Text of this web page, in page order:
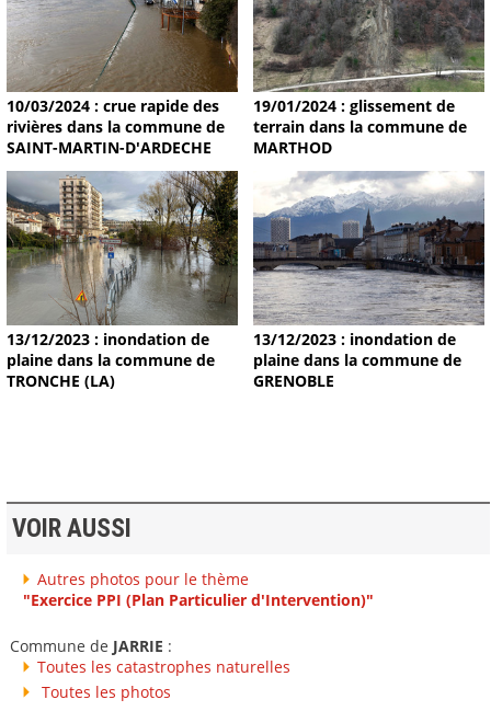
10/03/2024 : crue rapide des
rivières dans la commune de
SAINT-MARTIN-D'ARDECHE
19/01/2024 : glissement de
terrain dans la commune de
MARTHOD
13/12/2023 : inondation de
plaine dans la commune de
TRONCHE (LA)
13/12/2023 : inondation de
plaine dans la commune de
GRENOBLE
VOIR AUSSI
Autres photos pour le thème
"Exercice PPI (Plan Particulier d'Intervention)"
Commune de JARRIE :
Toutes les catastrophes naturelles
Toutes les photos